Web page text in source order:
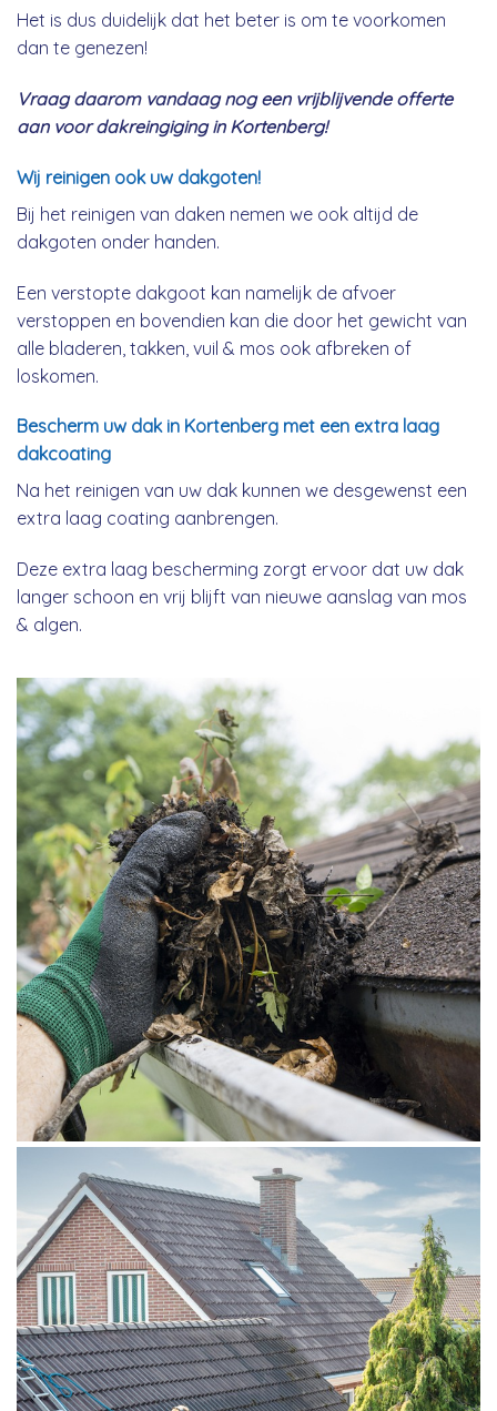
Het is dus duidelijk dat het beter is om te voorkomen
dan te genezen!
Vraag daarom vandaag nog een vrijblijvende offerte
aan voor dakreingiging in Kortenberg!
Wij reinigen ook uw dakgoten!
Bij het reinigen van daken nemen we ook altijd de
dakgoten onder handen.
Een verstopte dakgoot kan namelijk de afvoer
verstoppen en bovendien kan die door het gewicht van
alle bladeren, takken, vuil & mos ook afbreken of
loskomen.
Bescherm uw dak in Kortenberg met een extra laag
dakcoating
Na het reinigen van uw dak kunnen we desgewenst een
extra laag coating aanbrengen.
Deze extra laag bescherming zorgt ervoor dat uw dak
langer schoon en vrij blijft van nieuwe aanslag van mos
& algen.